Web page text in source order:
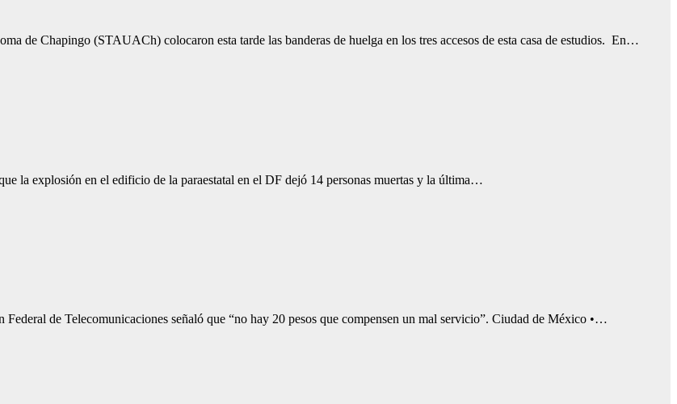
de Chapingo (STAUACh) colocaron esta tarde las banderas de huelga en los tres accesos de esta casa de estudios. En…
la explosión en el edificio de la paraestatal en el DF dejó 14 personas muertas y la última…
de Telecomunicaciones señaló que “no hay 20 pesos que compensen un mal servicio”. Ciudad de México •…